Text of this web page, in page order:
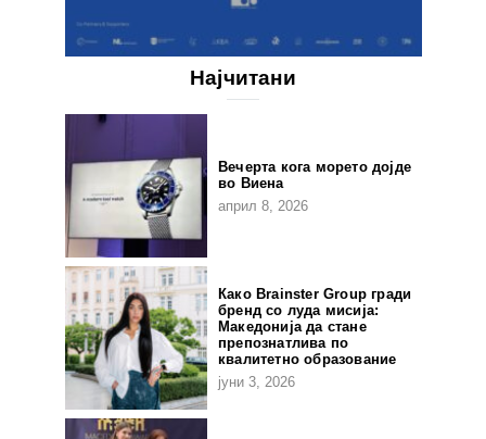
Најчитани
Вечерта кога морето дојде
во Виена
април 8, 2026
Како Brainster Group гради
бренд со луда мисија:
Македонија да стане
препознатлива по
квалитетно образование
јуни 3, 2026